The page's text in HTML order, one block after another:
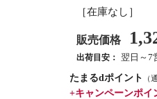
［在庫なし］
販売価格
出荷目安： 翌日～7
たまるdポイント
（
+キャンペーンポイ